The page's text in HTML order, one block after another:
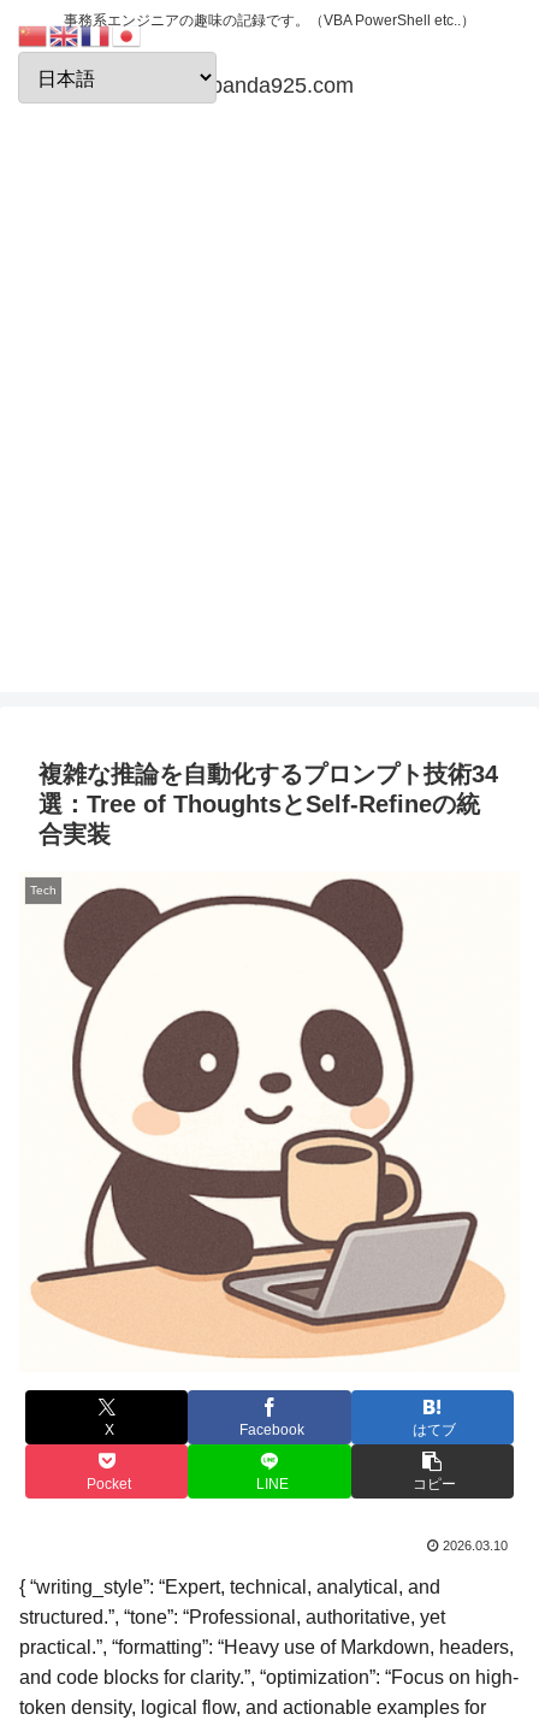
事務系エンジニアの趣味の記録です。（VBA PowerShell etc..）
papanda925.com
複雑な推論を自動化するプロンプト技術34
選：Tree of ThoughtsとSelf-Refineの統
合実装
Tech
X Facebook はてブ
Pocket LINE コピー
2026.03.10
{ “writing_style”: “Expert, technical, analytical, and
structured.”, “tone”: “Professional, authoritative, yet
practical.”, “formatting”: “Heavy use of Markdown, headers,
and code blocks for clarity.”, “optimization”: “Focus on high-
token density, logical flow, and actionable examples for